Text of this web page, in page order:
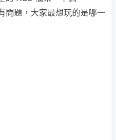
問題，大家最想玩的是哪一